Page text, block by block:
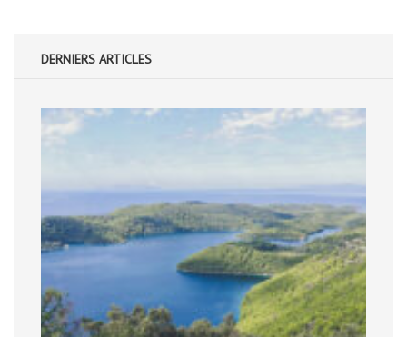
DERNIERS ARTICLES